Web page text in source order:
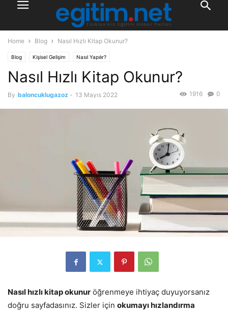
Home Blog Nasıl Hızlı Kitap Okunur?
Blog Kişisel Gelişim Nasıl Yapılır?
Nasıl Hızlı Kitap Okunur?
By baloncuklugazoz - 13 Mayıs 2022 0
1916
Nasıl hızlı kitap okunur öğrenmeye ihtiyaç duyuyorsanız
doğru sayfadasınız. Sizler için okumayı hızlandırma